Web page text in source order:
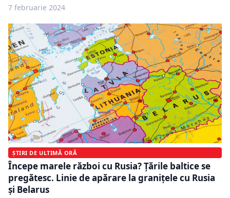
7 februarie 2024
ȘTIRI DE ULTIMĂ ORĂ
Începe marele război cu Rusia? Țările baltice se
pregătesc. Linie de apărare la graniţele cu Rusia
şi Belarus